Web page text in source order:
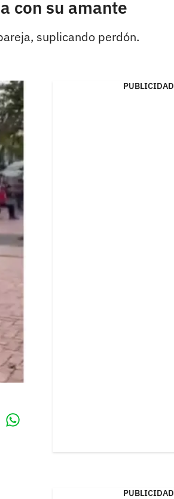
con su amante
suplicando perdón.
PUBLICIDAD
PUBLICIDAD